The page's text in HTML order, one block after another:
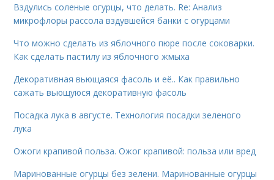
Вздулись соленые огурцы, что делать. Re: Анализ
микрофлоры рассола вздувшейся банки с огурцами
Что можно сделать из яблочного пюре после соковарки.
Как сделать пастилу из яблочного жмыха
Декоративная вьющаяся фасоль и её.. Как правильно
сажать вьющуюся декоративную фасоль
Посадка лука в августе. Технология посадки зеленого
лука
Ожоги крапивой польза. Ожог крапивой: польза или вред
Маринованные огурцы без зелени. Маринованные огурцы